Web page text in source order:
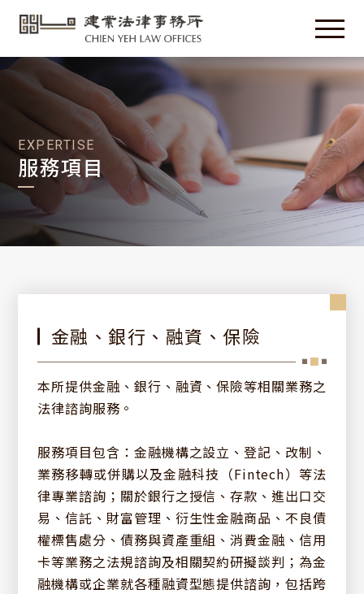
EXPERTISE
服務項目
金融、銀行、融資、保險
本所提供金融、銀行、融資、保險等相關業務之
法律諮詢服務。
服務項目包含：金融機構之設立、登記、改制、
業務移轉或併購以及金融科技（Fintech）等法
律專業諮詢；關於銀行之授信、存款、進出口交
易、信託、財富管理、衍生性金融商品、不良債
權標售處分、債務與資產重組、消費金融、信用
卡等業務之法規諮詢及相關契約研擬談判；為金
融機構或企業就各種融資型態提供諮詢，包括跨